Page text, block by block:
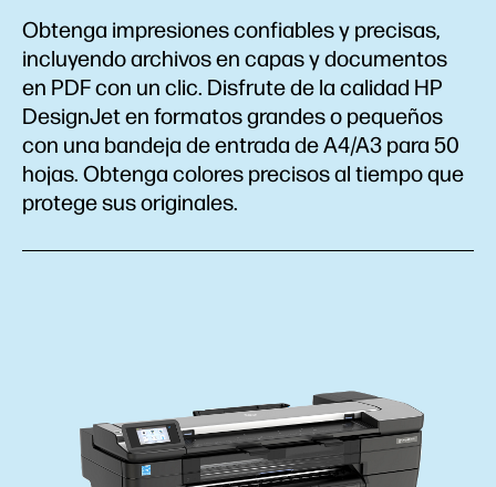
Obtenga impresiones confiables y precisas,
incluyendo archivos en capas y documentos
en PDF con un clic. Disfrute de la calidad HP
DesignJet en formatos grandes o pequeños
con una bandeja de entrada de A4/A3 para 50
hojas. Obtenga colores precisos al tiempo que
protege sus originales.